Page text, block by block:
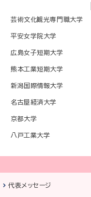
芸術文化観光専門職大学
平安女学院大学
広島女子短期大学
熊本工業短期大学
新潟国際情報大学
名古屋経済大学
京都大学
八戸工業大学
代表メッセージ